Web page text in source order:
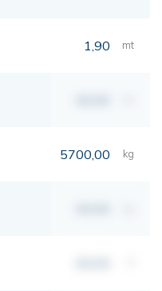
1,90 mt
5700,00 kg